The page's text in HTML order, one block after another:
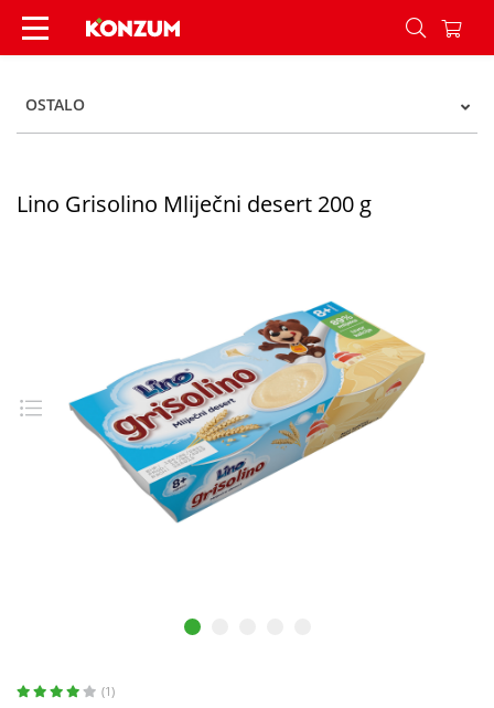
Lino Grisolino Mliječni desert 200 g - Konzum
OSTALO
Lino Grisolino Mliječni desert 200 g
(1)